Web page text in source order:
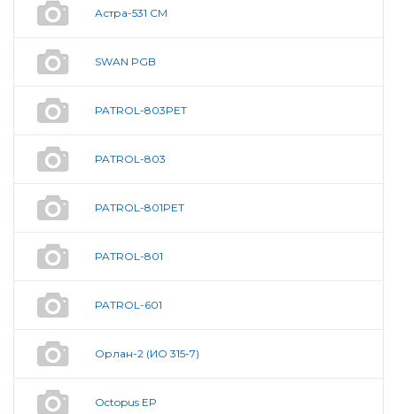
Астра-531 СМ
SWAN PGB
PATROL-803PET
PATROL-803
PATROL-801PET
PATROL-801
PATROL-601
Орлан-2 (ИО 315-7)
Octopus EP